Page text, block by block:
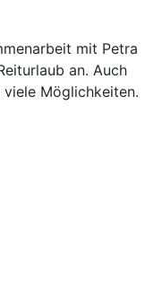
mit Petra
an. Auch
Möglichkeiten.